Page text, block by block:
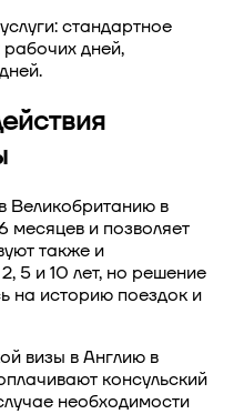
стандартное
дней,
Великобританию в
месяцев и позволяет
также и
5 и 10 лет, но решение
на историю поездок и
визы в Англию в
консульский
необходимости